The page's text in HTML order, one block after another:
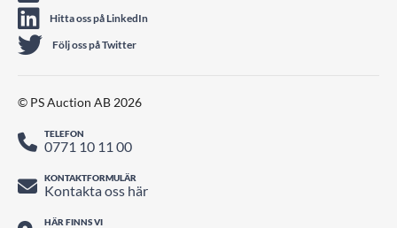
Hitta oss på LinkedIn
Följ oss på Twitter
© PS Auction AB 2026
TELEFON
0771 10 11 00
KONTAKTFORMULÄR
Kontakta oss här
HÄR FINNS VI